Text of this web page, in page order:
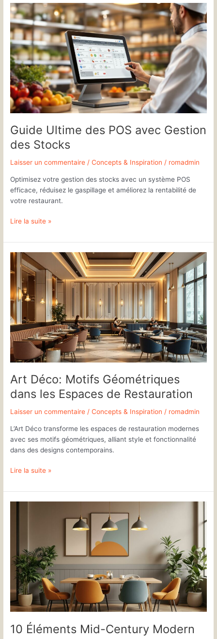
Guide Ultime des POS avec Gestion
des Stocks
Laisser un commentaire /Concepts & Inspiration / romadmin
Optimisez votre gestion des stocks avec un système POS
efficace, réduisez le gaspillage et améliorez la rentabilité de
votre restaurant.
Guide
Ultime
des
POS
avec
Gestion
des
Stocks
Lire la suite »
Art Déco: Motifs Géométriques
dans les Espaces de Restauration
Laisser un commentaire /Concepts & Inspiration / romadmin
L’Art Déco transforme les espaces de restauration modernes
avec ses motifs géométriques, alliant style et fonctionnalité
dans des designs contemporains.
Art
Déco:
Motifs
Géométriques
dans
les
Espaces
de
Restauration
Lire la suite »
10 Éléments Mid-Century Modern
Modern
pour
Restaurants